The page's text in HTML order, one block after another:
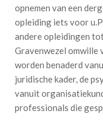
opnemen van een
opleiding iets voor
andere opleidingen
Gravenwezel omwille
worden benaderd
juridische kader, de
vanuit
professionals die